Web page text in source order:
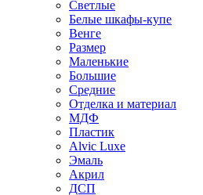
Светлые
Белые шкафы-купе
Венге
Размер
Маленькие
Большие
Средние
Отделка и материал
МДФ
Пластик
Alvic Luxe
Эмаль
Акрил
ДСП